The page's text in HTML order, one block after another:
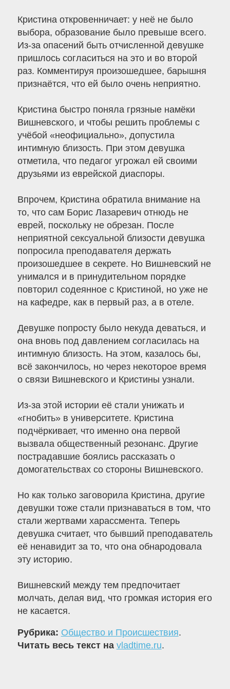
Кристина откровенничает: у неё не было
выбора, образование было превыше всего.
Из-за опасений быть отчисленной девушке
пришлось согласиться на это и во второй
раз. Комментируя произошедшее, барышня
признаётся, что ей было очень неприятно.
Кристина быстро поняла грязные намёки
Вишневского, и чтобы решить проблемы с
учёбой «неофициально», допустила
интимную близость. При этом девушка
отметила, что педагог угрожал ей своими
друзьями из еврейской диаспоры.
Впрочем, Кристина обратила внимание на
то, что сам Борис Лазаревич отнюдь не
еврей, поскольку не обрезан. После
неприятной сексуальной близости девушка
попросила преподавателя держать
произошедшее в секрете. Но Вишневский не
унимался и в принудительном порядке
повторил содеянное с Кристиной, но уже не
на кафедре, как в первый раз, а в отеле.
Девушке попросту было некуда деваться, и
она вновь под давлением согласилась на
интимную близость. На этом, казалось бы,
всё закончилось, но через некоторое время
о связи Вишневского и Кристины узнали.
Из-за этой истории её стали унижать и
«гнобить» в университете. Кристина
подчёркивает, что именно она первой
вызвала общественный резонанс. Другие
пострадавшие боялись рассказать о
домогательствах со стороны Вишневского.
Но как только заговорила Кристина, другие
девушки тоже стали признаваться в том, что
стали жертвами харассмента. Теперь
девушка считает, что бывший преподаватель
её ненавидит за то, что она обнародовала
эту историю.
Вишневский между тем предпочитает
молчать, делая вид, что громкая история его
не касается.
Рубрика: Общество и Происшествия.
Читать весь текст на vladtime.ru.